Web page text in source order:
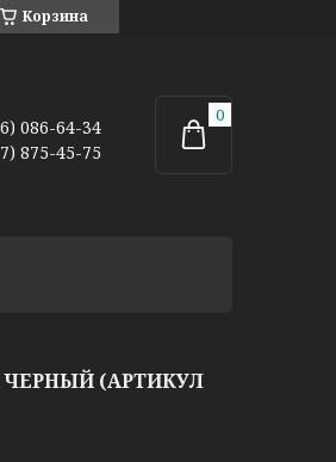
Корзина
086-64-34
875-45-75
(АРТИКУЛ